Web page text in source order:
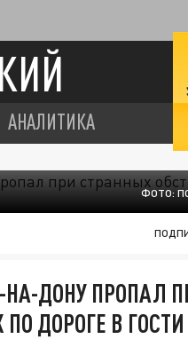
АНАЛИТИКА
ФОТО:
ДОНУ ПРОПАЛ
ДОРОГЕ В ГОСТИ